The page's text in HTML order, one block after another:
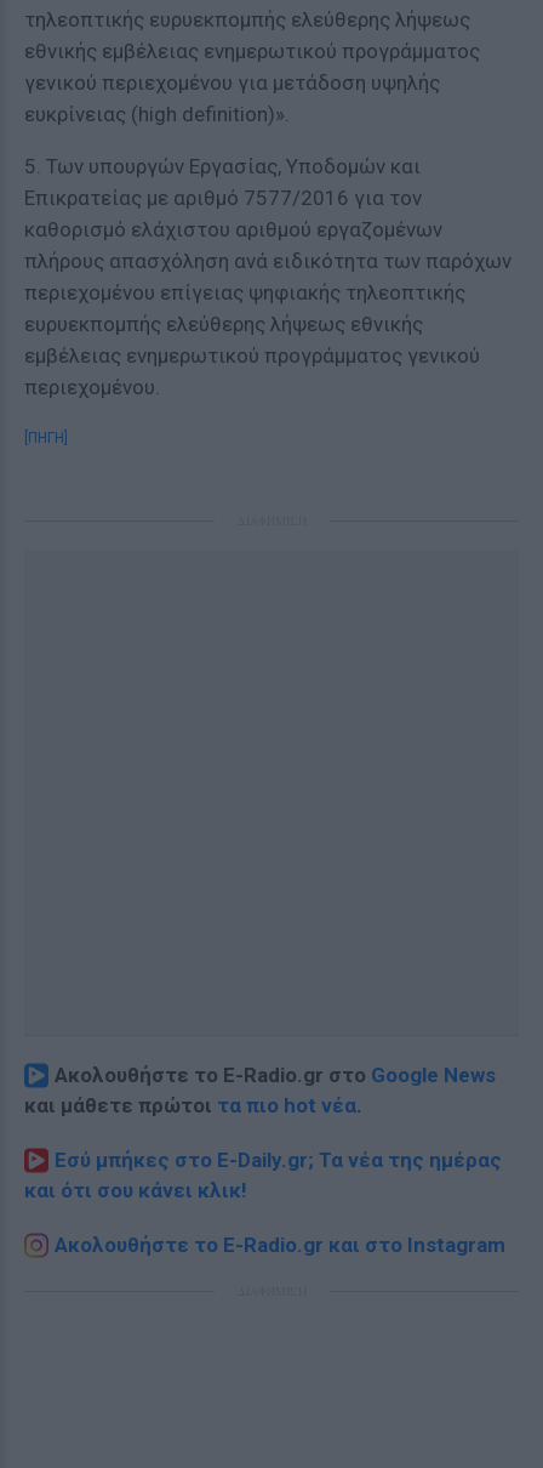
τηλεοπτικής ευρυεκπομπής ελεύθερης λήψεως
εθνικής εμβέλειας ενημερωτικού προγράμματος
γενικού περιεχομένου για μετάδοση υψηλής
ευκρίνειας (high definition)».
5. Των υπουργών Εργασίας, Υποδομών και
Επικρατείας με αριθμό 7577/2016 για τον
καθορισμό ελάχιστου αριθμού εργαζομένων
πλήρους απασχόληση ανά ειδικότητα των παρόχων
περιεχομένου επίγειας ψηφιακής τηλεοπτικής
ευρυεκπομπής ελεύθερης λήψεως εθνικής
εμβέλειας ενημερωτικού προγράμματος γενικού
περιεχομένου.
[ΠΗΓΗ]
Ακολουθήστε το E-Radio.gr στο Google News
και μάθετε πρώτοι τα πιο hot νέα.
Εσύ μπήκες στο E-Daily.gr; Τα νέα της ημέρας
και ότι σου κάνει κλικ!
Ακολουθήστε το E-Radio.gr και στο Instagram